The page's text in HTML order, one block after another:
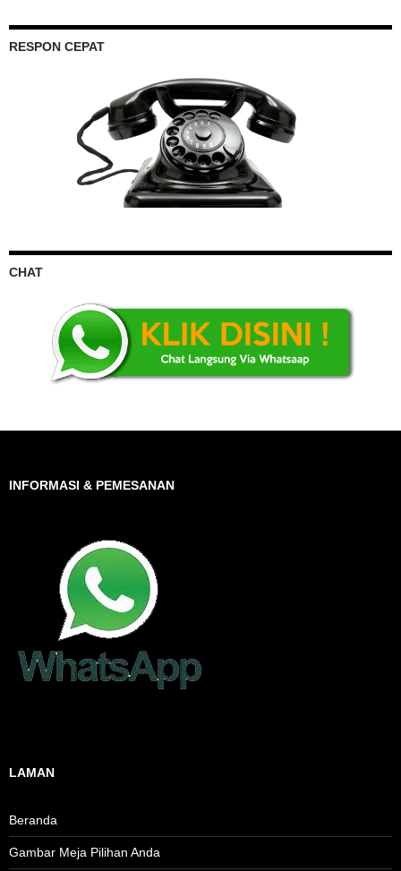
RESPON CEPAT
CHAT
INFORMASI & PEMESANAN
LAMAN
Beranda
Gambar Meja Pilihan Anda